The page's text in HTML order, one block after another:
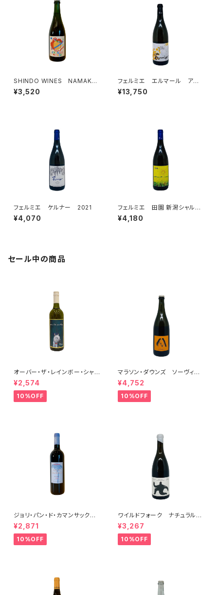
SHINDO WINES NAMAKE
MONO WHITE 2022
¥3,520
フェルミエ エルマール アル
バリーニョ 2022
¥13,750
フェルミエ ケルナー 2021
¥4,070
フェルミエ 田園 新潟シャルド
ネ 2021
¥4,180
セール中の商品
オーバー・ザ・レインボー・シャル
ドネ(午) 2025
¥2,574
10%OFF
マラソン・ダウンズ ソーヴィニ
ヨン・ブラン ペティアンナチュ
ール 2022
¥4,752
10%OFF
ジョリ・パン・ド・カマンサック 2
018
¥2,871
10%OFF
ワイルドフォーク ナチュラル
シャルドネ 2023
¥3,267
10%OFF